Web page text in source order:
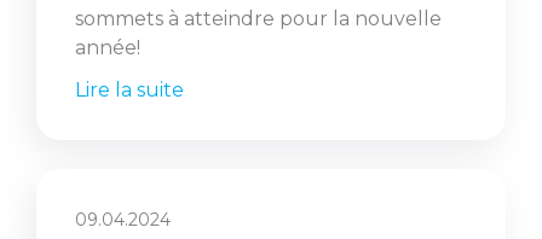
sommets à atteindre pour la nouvelle
année!
Lire la suite
09.04.2024